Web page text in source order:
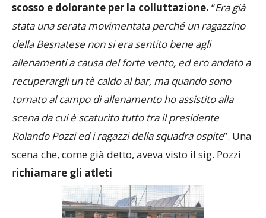
scosso e dolorante per la colluttazione. “Era già
stata una serata movimentata perché un ragazzino
della Besnatese non si era sentito bene agli
allenamenti a causa del forte vento, ed ero andato a
recuperargli un tè caldo al bar, ma quando sono
tornato al campo di allenamento ho assistito alla
scena da cui è scaturito tutto tra il presidente
Rolando Pozzi ed i ragazzi della squadra ospite”. Una
scena che, come già detto, aveva visto il sig. Pozzi
richiamare gli atleti